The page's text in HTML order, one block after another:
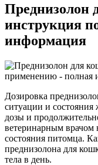
Преднизолон
инструкция
информация
Дозировка
ситуации и
дозы и
ветеринарным врачом
состояния питомца.
преднизолона для
тела в день.